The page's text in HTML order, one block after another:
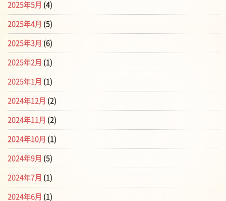
2025年5月 (4)
2025年4月 (5)
2025年3月 (6)
2025年2月 (1)
2025年1月 (1)
2024年12月 (2)
2024年11月 (2)
2024年10月 (1)
2024年9月 (5)
2024年7月 (1)
2024年6月 (1)